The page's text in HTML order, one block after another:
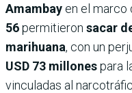
Amambay en el marco
56permitieron sacar
marihuana, con un
USD 73 millonespara
vinculadas al